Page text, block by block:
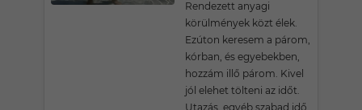
Rendezett anyagi
körülmények közt élek.
Ezúton keresem a párom,
kórban, és egyebekben,
hozzám illő párom. Kivel
jól elehet tölteni az időt.
Utazás, egyéb szabad idő